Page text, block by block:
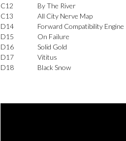
C12
By The River
C13
All City Nerve Map
D14
Forward Compatibility Engine
D15
On Failure
D16
Solid Gold
D17
Vititus
D18
Black Snow